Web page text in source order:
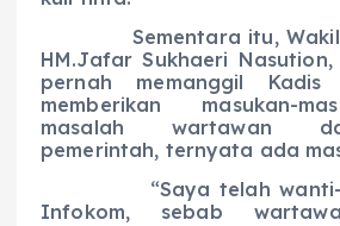
Sementara itu, Wakil
HM.Jafar Sukhaeri
pernah memanggil
memberikan masukan-
masalah wartawan
pemerintah, ternyata ada
“Saya telah wanti-
Infokom, sebab